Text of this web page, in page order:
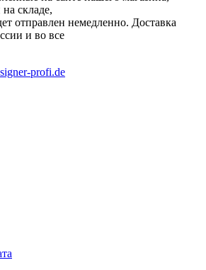
складе,
отправлен немедленно. Доставка
и во все
profi.de